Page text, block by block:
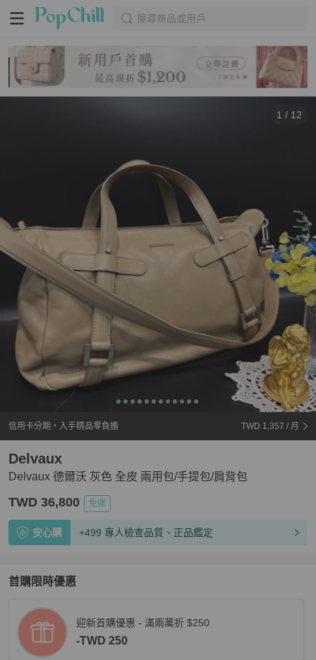
搜尋商品或用戶
1 / 12
信用卡分期・入手精品零負擔 TWD 1,357 / 月
Delvaux 德爾沃 灰色 全皮 兩用包/手提包/肩背包
Delvaux
TWD 36,800 免運
安心購 +499 專人檢查品質、正品鑑定
首購限時優惠
迎新首購優惠 - 滿兩萬折 $250
-TWD 250